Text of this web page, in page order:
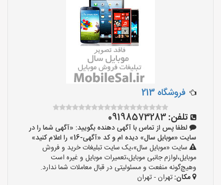
فروشگاه 213
تلفن:09198573283
لطفا پس از تماس با آگهی دهنده بگویید: «آگهی شما را در
سایت «موبایل سال» دیده ام و کد «آگهی-16» را اعلام کنید»
سایت «موبایل سال»،یک سایت تبلیغات خرید و فروش
موبایل،لوازم جانبی موبایل،تعمیرات موبایل و غیره است
وهیچ‌گونه منفعت و مسئولیتی در قبال معاملات شما ندارد.
مکان:تهران - تهران